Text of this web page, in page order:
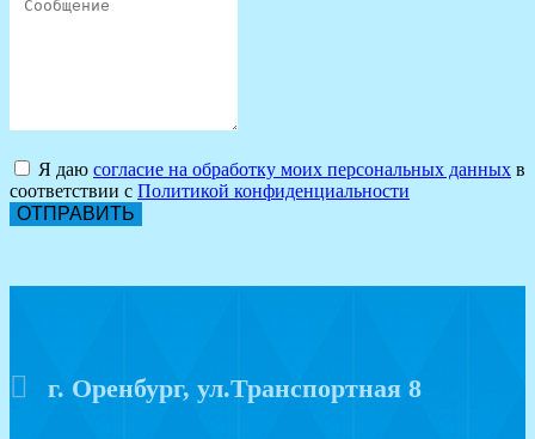
Я даю согласие на обработку моих персональных данных в
соответствии с Политикой конфиденциальности
ОТПРАВИТЬ
г. Оренбург, ул.Транспортная 8